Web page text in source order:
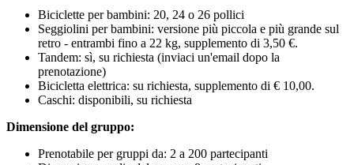
Biciclette per bambini: 20, 24 o 26 pollici
Seggiolini per bambini: versione più piccola e più grande sul
retro - entrambi fino a 22 kg, supplemento di 3,50 €.
Tandem: sì, su richiesta (inviaci un'email dopo la
prenotazione)
Bicicletta elettrica: su richiesta, supplemento di € 10,00.
Caschi: disponibili, su richiesta
Dimensione del gruppo:
Prenotabile per gruppi da: 2 a 200 partecipanti